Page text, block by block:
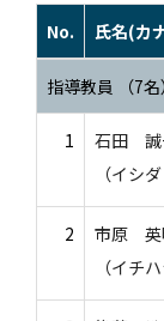
No. 氏名(カ
指導教員 （7名）
1
石田 誠
（イシ
2
市原 英
（イチ